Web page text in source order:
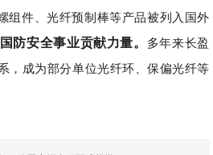
组件、光纤预制棒等产品被列入国外
防安全事业贡献力量。 多年来长盈
，成为部分单位光纤环、保偏光纤等